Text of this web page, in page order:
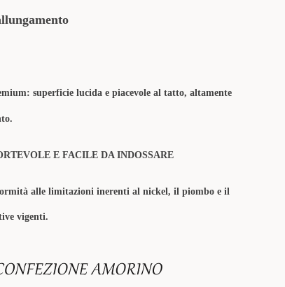
superficie lucida e piacevole al tatto, altamente
E FACILE DA INDOSSARE
alle limitazioni inerenti al nickel, il piombo e il
vigenti.